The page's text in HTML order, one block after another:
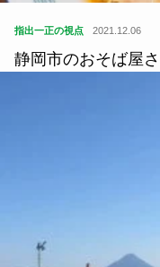
指出一正の視点 2021.12.06
静岡市のおそば屋